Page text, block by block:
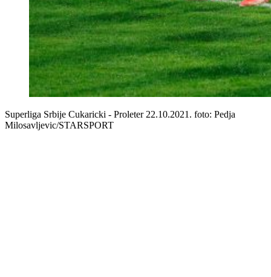
Superliga Srbije Cukaricki - Proleter 22.10.2021. foto: Pedja
Milosavljevic/STARSPORT